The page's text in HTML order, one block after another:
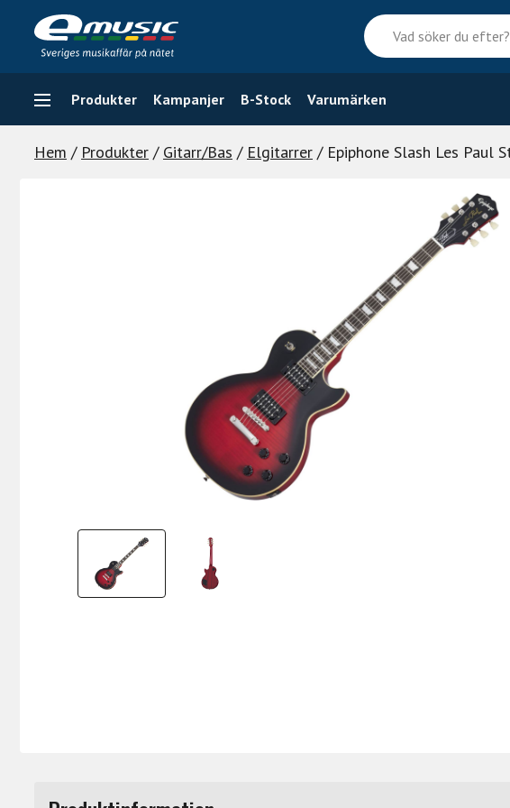
content
Vad
söker
du
efter?
Produkter Kampanjer B-Stock Varumärken
Hem / Produkter / Gitarr/Bas / Elgitarrer / Epiphone Slash Les Paul